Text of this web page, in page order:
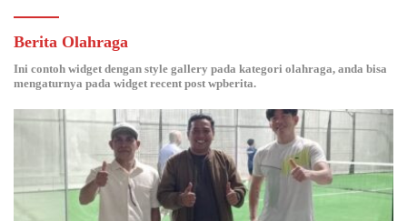
Berita Olahraga
Ini contoh widget dengan style gallery pada kategori olahraga, anda bisa
mengaturnya pada widget recent post wpberita.